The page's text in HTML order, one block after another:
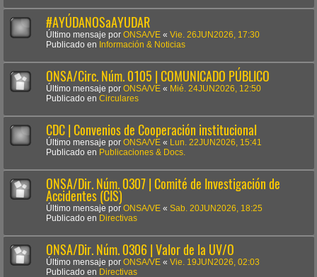
#AYÚDANOSaAYUDAR
Último mensaje por ONSA/VE « Vie. 26JUN2026, 17:30
Publicado en Información & Noticias
ONSA/Circ. Núm. 0105 | COMUNICADO PÚBLICO
Último mensaje por ONSA/VE « Mié. 24JUN2026, 12:50
Publicado en Circulares
CDC | Convenios de Cooperación institucional
Último mensaje por ONSA/VE «
Lun. 22JUN2026, 15:41
Publicado en Publicaciones & Docs.
ONSA/Dir. Núm. 0307 | Comité de Investigación de
Accidentes (CIS)
Último mensaje por ONSA/VE « Sab. 20JUN2026, 18:25
Publicado en Directivas
ONSA/Dir. Núm. 0306 | Valor de la UV/O
Último mensaje por ONSA/VE « Vie. 19JUN2026, 02:03
Publicado en Directivas